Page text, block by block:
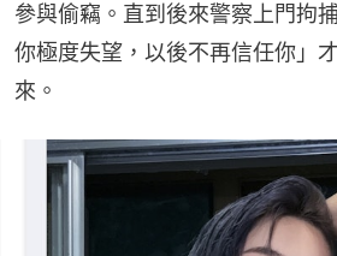
參與偷竊。直到後來警察上門拘
你極度失望，以後不再信任你」
來。